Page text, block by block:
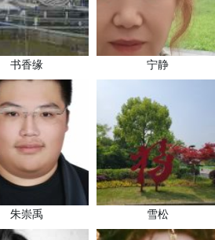
书香缘 宁静
朱崇禹 雪松